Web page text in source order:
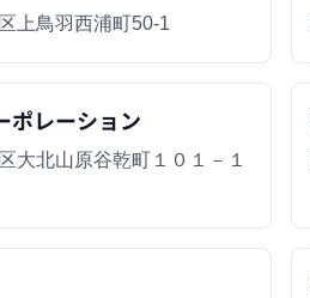
上鳥羽西浦町50-1
ポレーション
大北山原谷乾町１０１－１